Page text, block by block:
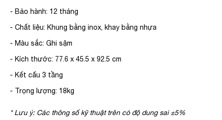
- Bảo hành: 12 tháng
- Chất liệu: Khung bằng inox, khay bằng nhựa
- Màu sắc: Ghi sậm
- Kích thước: 77.6 x 45.5 x 92.5 cm
- Kết cấu 3 tầng
- Trọng lượng: 18kg
* Lưu ý: Các thông số kỹ thuật trên có độ dung sai ±5%